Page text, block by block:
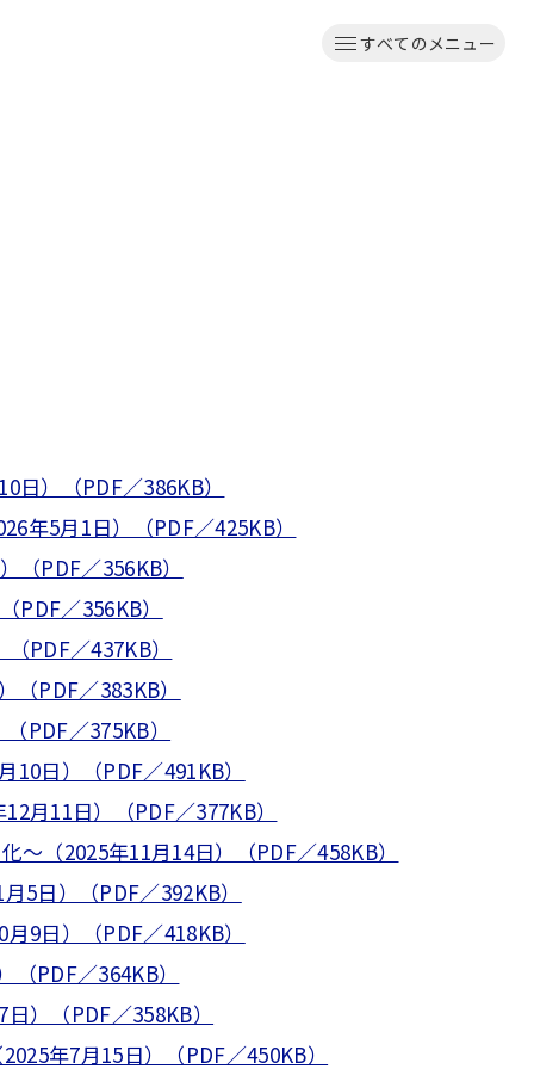
すべてのメニュー
）（PDF／386KB）
年5月1日）（PDF／425KB）
PDF／356KB）
／356KB）
PDF／437KB）
PDF／383KB）
PDF／375KB）
日）（PDF／491KB）
月11日）（PDF／377KB）
（2025年11月14日）（PDF／458KB）
5日）（PDF／392KB）
9日）（PDF／418KB）
PDF／364KB）
）（PDF／358KB）
年7月15日）（PDF／450KB）